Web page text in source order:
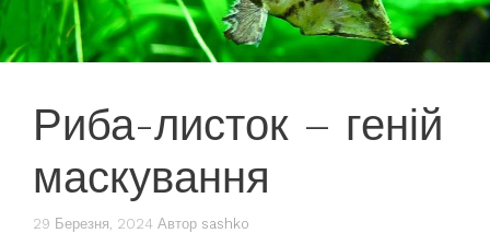
Риба-листок – геній
маскування
29 Березня, 2024 Автор sashko